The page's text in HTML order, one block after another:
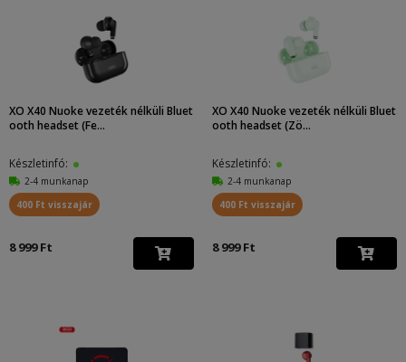
XO X40 Nuoke vezeték nélküli Bluet
ooth headset (Fe...
Készletinfó:
2-4 munkanap
400 Ft visszajár
8 999 Ft
XO X40 Nuoke vezeték nélküli Bluet
ooth headset (Zö...
Készletinfó:
2-4 munkanap
400 Ft visszajár
8 999 Ft